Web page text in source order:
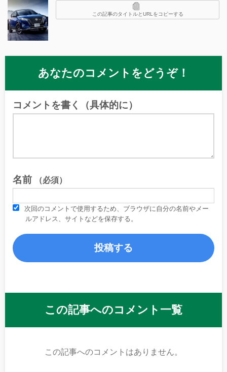
この記事のタイトルとURLをコピーする
あなたのコメントをどうぞ！
コメントを書く（具体的に）
名前 （必須）
次回のコメントで使用するため、ブラウザに自分の名前やメー
ルアドレス、サイトなどを保存する。
この記事へのコメント一覧
この記事へのコメントはありません。